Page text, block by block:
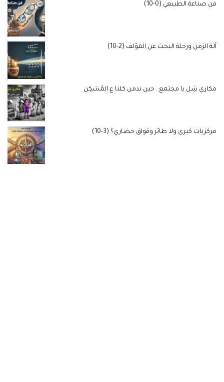
فن صناعة الطبيعي (0-10)
آلة الزمن ورحلة البحث عن المؤلف (2-10)
مكاري شِل يا مجتمع.. حين ندمن كلنا ع المُسَكِن
مركزيات كبرى ولا طائر وقواق حضاري؟ (3-10)